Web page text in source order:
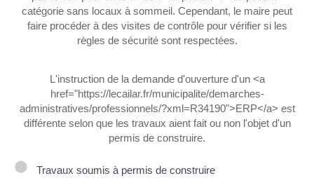
catégorie sans locaux à sommeil. Cependant, le maire peut
faire procéder à des visites de contrôle pour vérifier si les
règles de sécurité sont respectées.
L'instruction de la demande d'ouverture d'un <a
href="https://lecailar.fr/municipalite/demarches-
administratives/professionnels/?xml=R34190">ERP</a> est
différente selon que les travaux aient fait ou non l'objet d'un
permis de construire.
Travaux soumis à permis de construire